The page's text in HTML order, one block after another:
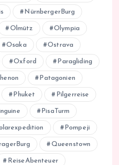
NürnbergerBurg
Olmütz Olympia
Osaka Ostrava
Oxford Paragliding
Patagonien
Phuket Pilgerreise
PisaTurm
Pompeji
Queenstown
ReiseAbenteuer